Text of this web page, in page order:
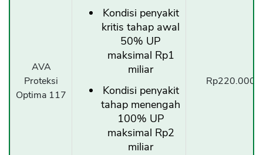
AVA
Proteksi
Optima 117
Kondisi penyakit
kritis tahap awal
50% UP
maksimal Rp1
miliar
Kondisi penyakit
tahap menengah
100% UP
maksimal Rp2
miliar
Rp220.000/